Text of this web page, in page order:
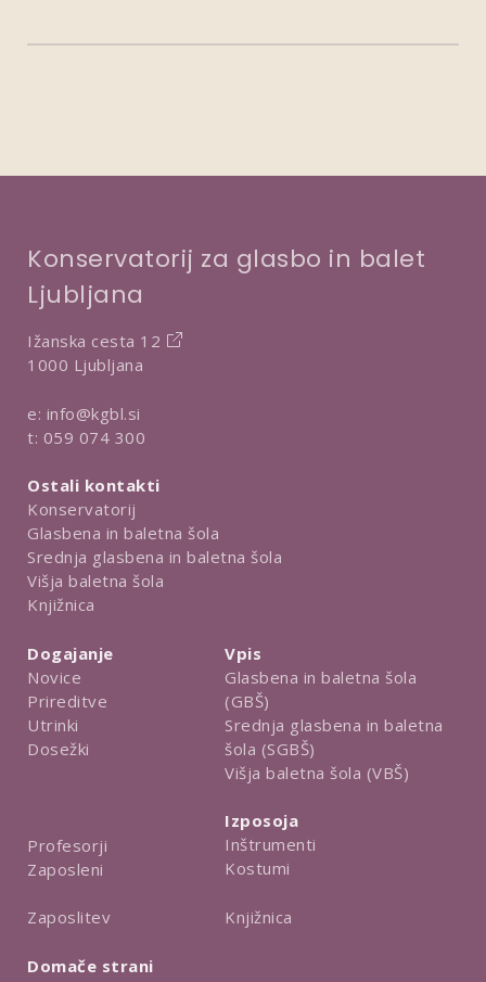
Konservatorij za glasbo in balet
Ljubljana
Ižanska cesta 12
1000 Ljubljana
e: info@kgbl.si
t: 059 074 300
Ostali kontakti
Konservatorij
Glasbena in baletna šola
Srednja glasbena in baletna šola
Višja baletna šola
Knjižnica
Dogajanje
Novice
Prireditve
Utrinki
Dosežki
Profesorji
Zaposleni
Zaposlitev
Vpis
Glasbena in baletna šola
(GBŠ)
Srednja glasbena in baletna
šola (SGBŠ)
Višja baletna šola (VBŠ)
Izposoja
Inštrumenti
Kostumi
Knjižnica
Domače strani